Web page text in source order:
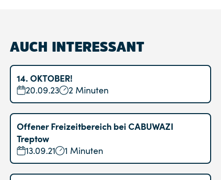
AUCH INTERESSANT
14. OKTOBER!
20.09.23 2 Minuten
Offener Freizeitbereich bei CABUWAZI
Treptow
13.09.21 1 Minuten